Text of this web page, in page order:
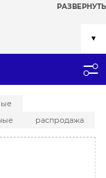
РАЗВЕРНУТЬ
распродажа